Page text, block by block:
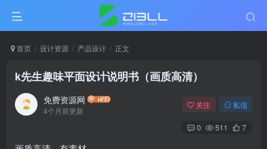
首页 设计资源 产品设计 正文
k先生趣味平面设计说明书（画质高清）
免费资源网
4个月前更新
关注 私信
0 511 7